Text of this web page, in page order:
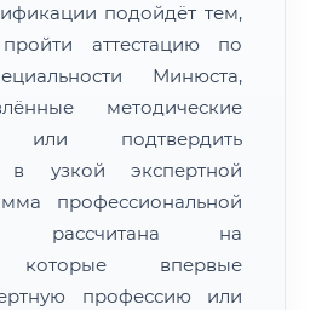
подойдёт тем,
аттестацию по
Минюста,
методические
или подтвердить
в узкой экспертной
профессиональной
рассчитана на
которые впервые
профессию или